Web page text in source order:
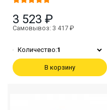
3 523 ₽
Самовывоз: 3 417 ₽
Количество:1
В корзину